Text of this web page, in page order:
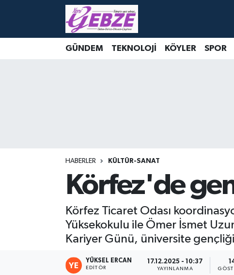
GÜNDEM TEKNOLOJİ KÖYLER SPOR
HABERLER KÜLTÜR-SANAT
Körfez'de
Körfez Ticaret Odası
Yüksekokulu ile Ömer İsmet
Kariyer Günü, üniversite
YÜKSEL ERCAN
EDITÖR
17.12.2025 - 10:37
YAYINLANMA
Nöbetçi Eczaneler
Tüm Manşetler
Son Dakika Haberleri
Haber Arşivi